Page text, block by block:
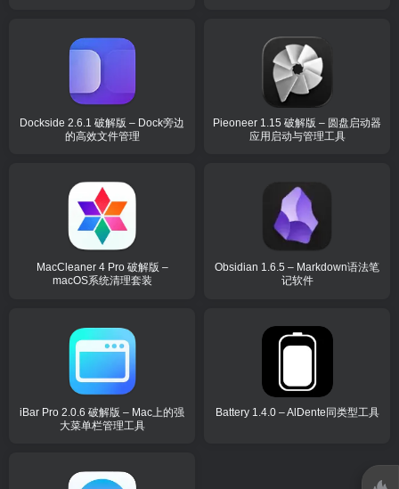
Dockside 2.6.1 破解版 – Dock旁边
的高效文件管理
Pieoneer 1.15 破解版 – 圆盘启动器
应用启动与管理工具
MacCleaner 4 Pro 破解版 –
macOS系统清理套装
Obsidian 1.6.5 – Markdown语法笔
记软件
iBar Pro 2.0.6 破解版 – Mac上的强
大菜单栏管理工具
Battery 1.4.0 – AlDente同类型工具